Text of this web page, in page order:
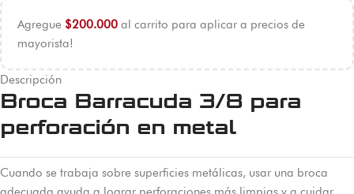
Agregue $200.000 al carrito para aplicar a precios de
mayorista!
Descripción
Broca Barracuda 3/8 para
perforación en metal
Cuando se trabaja sobre superficies metálicas, usar una broca